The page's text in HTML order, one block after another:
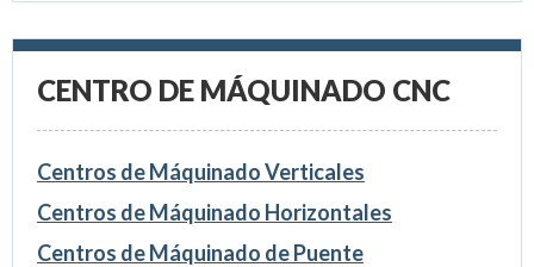
CENTRO DE MÁQUINADO CNC
Centros de Máquinado Verticales
Centros de Máquinado Horizontales
Centros de Máquinado de Puente